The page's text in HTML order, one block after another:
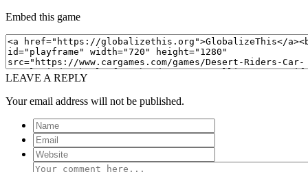
Embed this game
LEAVE A REPLY
Your email address will not be published.